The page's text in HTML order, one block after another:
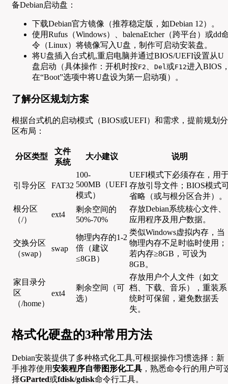
备Debian启动盘：
下载Debian官方镜像（推荐稳定版，如Debian 12）。
使用Rufus（Windows）、balenaEtcher（跨平台）或dd
令（Linux）将镜像写入U盘，制作可启动安装盘。
将U盘插入台式机,重启电脑并通过BIOS/UEFI设置从U
盘启动（具体操作：开机时按F2 Del或F12进入BIOS
在“Boot”选项中将U盘设为第一启动项）。
了解分区规划方案
根据台式机的启动模式（BIOS或UEFI）和需求，提前规划分
区布局：
分区类型
文件
系统
大小建议 说明
引导分区 FAT32
100-
500MB（UEFI
模式）
UEFI模式下必须存在，用
存放引导文件；BIOS模式
省略（或与根分区合并）。
根分区
（/）
ext4
剩余空间的
50%-70%
存放Debian系统核心文件、
应用程序及用户数据。
交换分区
（swap）
swap
物理内存的1-2
倍（建议
≤8GB）
类似Windows虚拟内存，当
物理内存不足时临时使用；
若内存≥8GB，可设为
8GB。
家目录分
区
（/home）
ext4
剩余空间（可
选）
存放用户个人文件（如文
档、下载、音乐），重装系
统时可保留，避免数据丢
失。
格式化硬盘的3种常用方法
Debian安装提供了多种格式化工具,可根据操作习惯选择：新
手推荐使用安装程序自带图形化工具 ，熟悉命令行的用户可
择GParted或fdisk/gdisk命令行工具。